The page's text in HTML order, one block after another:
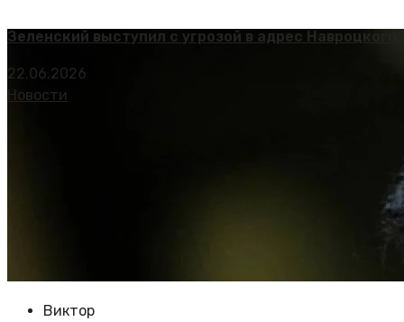
Зеленский выступил с угрозой в адрес Навроцкого
22.06.2026
Новости
Виктор